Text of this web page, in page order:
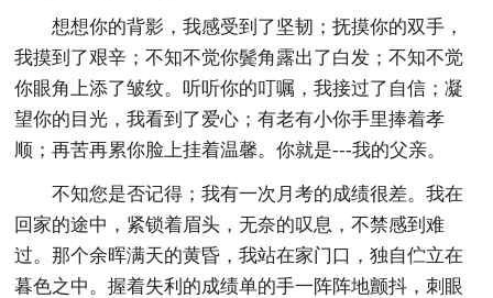
想想你的背影，我感受到了坚韧；抚摸你的双手，
我摸到了艰辛；不知不觉你鬓角露出了白发；不知不觉
你眼角上添了皱纹。听听你的叮嘱，我接过了自信；凝
望你的目光，我看到了爱心；有老有小你手里捧着孝
顺；再苦再累你脸上挂着温馨。你就是---我的父亲。
不知您是否记得；我有一次月考的成绩很差。我在
回家的途中，紧锁着眉头，无奈的叹息，不禁感到难
过。那个余晖满天的黄昏，我站在家门口，独自伫立在
暮色之中。握着失利的成绩单的手一阵阵地颤抖，刺眼